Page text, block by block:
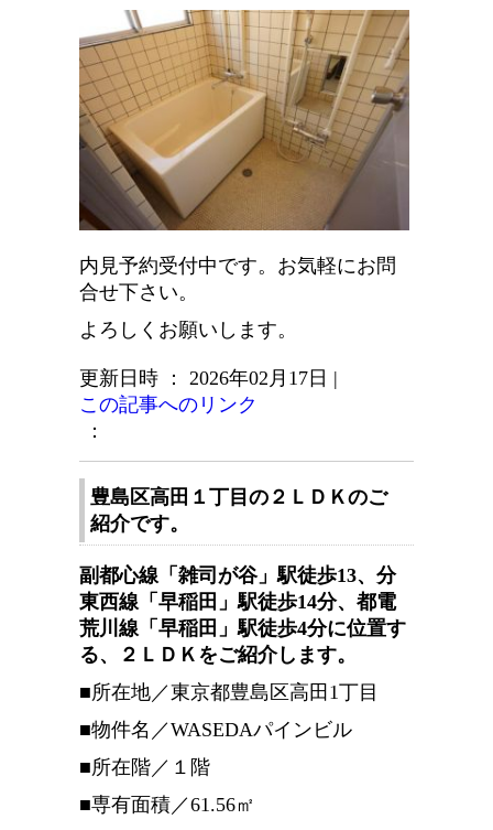
内見予約受付中です。お気軽にお問
合せ下さい。
よろしくお願いします。
更新日時 ： 2026年02月17日 |
この記事へのリンク
：
豊島区高田１丁目の２ＬＤＫのご
紹介です。
副都心線「雑司が谷」駅徒歩13、分
東西線「早稲田」駅徒歩14分、都電
荒川線「早稲田」駅徒歩4分に位置す
る、２ＬＤＫ をご紹介します。
■所在地／東京都豊島区高田1丁目
■物件名／WASEDAパインビル
■所在階／１階
■専有面積／61.56㎡